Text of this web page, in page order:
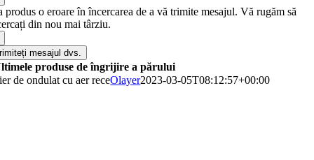
produs o eroare în încercarea de a vă trimite mesajul. Vă rugăm să
din nou mai târziu.
mesajul dvs.
produse de îngrijire a părului
de ondulat cu aer receOlayer2023-03-05T08:12:57+00:00